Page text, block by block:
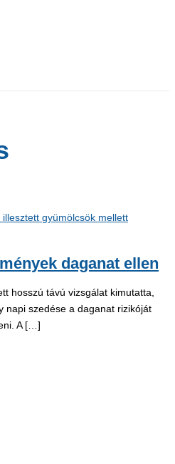
daganat ellen
hosszú távú vizsgálat kimutatta,
napi szedése a daganat rizikóját
A […]